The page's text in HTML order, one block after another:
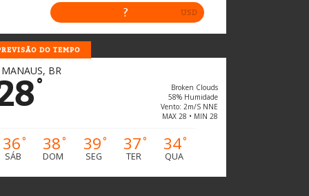
DO TEMPO
MANAUS, BR
°
Broken Clouds
58% Humidade
Vento: 2m/s NNE
MAX 28 • MIN 28
36°
SÁB
38°
DOM
39°
SEG
37°
TER
34°
QUA